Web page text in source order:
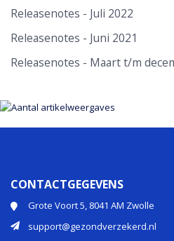
0 euro inkomen getoond in de
Releasenotes - Juli 2022
Releasenotes - Juni 2021
Releasenotes - Maart t/m
CONTACTGEGEVENS
Grote Voort 5, 8041 AM Zwolle
support@gezondverzekerd.nl